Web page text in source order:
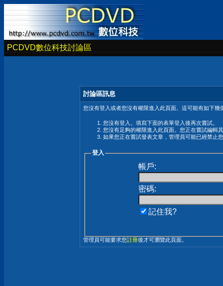
PCDVD數位科技討論區
討論區訊息
您沒有登入或者您沒有權限進入此頁面。這可能有如下幾
您沒有登入。填寫下面的表單登入後再次嘗試。
您沒有足夠的權限進入此頁面。您正在嘗試編輯
如果您正在嘗試發表文章，管理員可能已經禁止
登入
帳戶:
密碼:
記住我?
管理員可能要求您註冊後才可瀏覽此頁面。